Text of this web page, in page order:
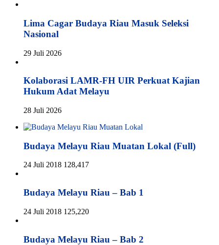
Lima Cagar Budaya Riau Masuk Seleksi
Nasional
29 Juli 2026
Kolaborasi LAMR-FH UIR Perkuat Kajian
Hukum Adat Melayu
28 Juli 2026
Budaya Melayu Riau Muatan Lokal (Full)
24 Juli 2018 128,417
Budaya Melayu Riau – Bab 1
24 Juli 2018 125,220
Budaya Melayu Riau – Bab 2